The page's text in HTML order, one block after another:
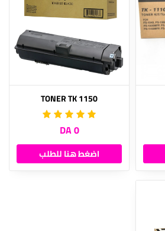
TONER TK 1150
0 DA
اضغط هنا للطلب